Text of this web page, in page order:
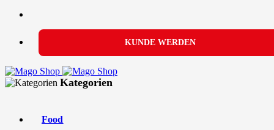
KUNDE WERDEN
Kategorien
Food